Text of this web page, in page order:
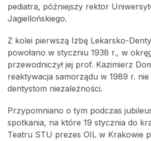
pediatra, późniejszy rektor
Jagiellońskiego.
Z kolei pierwszą Izbę Lekarsko-
powołano w styczniu 1938 r., w
przewodniczył jej prof. Kazimierz
reaktywacja samorządu w 1989 r. nie
dentystom niezależności.
Przypomniano o tym podczas
spotkania, na które 19 stycznia do
Teatru STU prezes OIL w Krakowie